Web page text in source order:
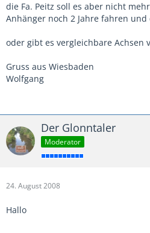
die Fa. Peitz soll es aber nicht
Anhänger noch 2 Jahre fahren
oder gibt es vergleichbare Achsen
Gruss aus Wiesbaden
Wolfgang
Der Glonntaler
Moderator
24. August 2008
Hallo